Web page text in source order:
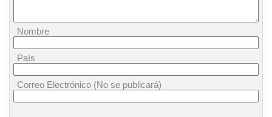
Nombre
País
Correo Electrónico (No se publicará)